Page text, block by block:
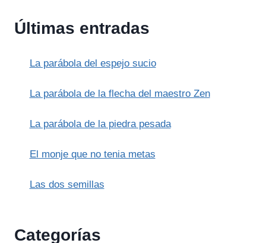
LAS
Últimas entradas
La parábola del espejo sucio
La parábola de la flecha del maestro Zen
La parábola de la piedra pesada
El monje que no tenia metas
Las dos semillas
Categorías